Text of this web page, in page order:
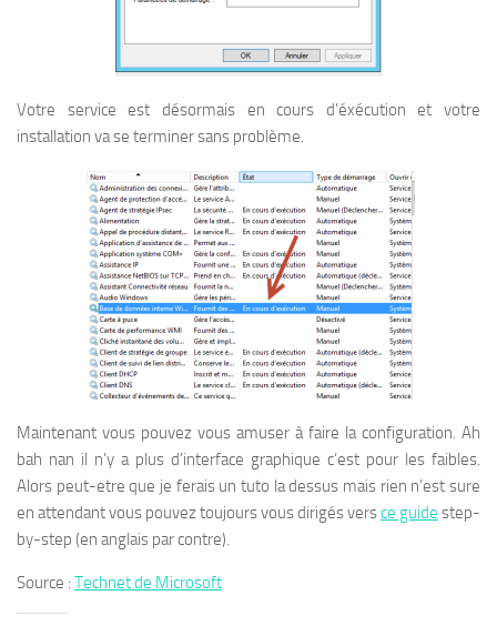
Votre service est désormais en cours d’éxécution et votre
installation va se terminer sans problème.
Maintenant vous pouvez vous amuser à faire la configuration. Ah
bah nan il n’y a plus d’interface graphique c’est pour les faibles.
Alors peut-etre que je ferais un tuto la dessus mais rien n’est sure
en attendant vous pouvez toujours vous dirigés versce guide step-
by-step (en anglais par contre).
Source : Technet de Microsoft